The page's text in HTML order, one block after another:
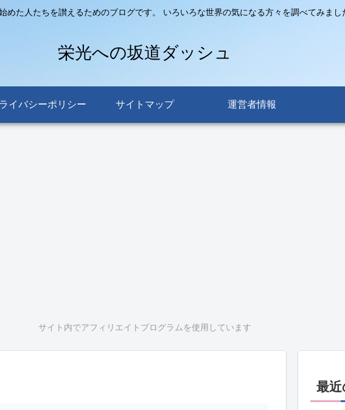
めた人たちを讃えるためのブログです。 いろいろな世界の気になる方々を調べてみまし
栄光への坂道ダッシュ
イバシーポリシー サイトマップ 運営者情報
サイト内でアフィリエイトプログラムを使用しています
最